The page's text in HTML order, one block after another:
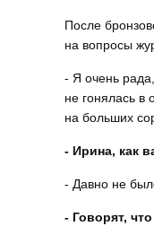
После
на вопросы
- Я очень
не гонялась в
на больших
- Ирина, как
- Давно не
- Говорят,